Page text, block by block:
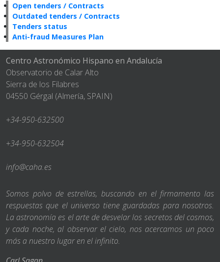
Open tenders / Contracts
Outdated tenders / Contracts
Tenders status
Anti-fraud Measures Plan
Centro Astronómico Hispano en Andalucía
Observatorio de Calar Alto
Sierra de los Filabres
04550 Gérgal (Almería, SPAIN)
+34-950-632500
+34-950-632504
info@caha.es
Somos polvo de estrellas, buscando en el firmamento las
respuestas que el universo tiene guardadas para nosotros.
La astronomía es el arte de desvelar los secretos del cosmos,
y cada noche, al observar el cielo, nos acercamos un poco
más a nuestro lugar en el infinito.